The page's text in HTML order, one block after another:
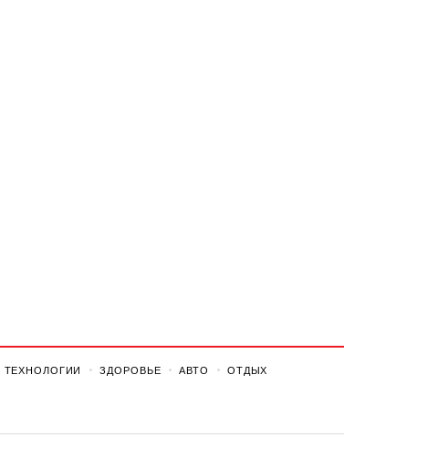
ТЕХНОЛОГИИ ЗДОРОВЬЕ АВТО ОТДЫХ